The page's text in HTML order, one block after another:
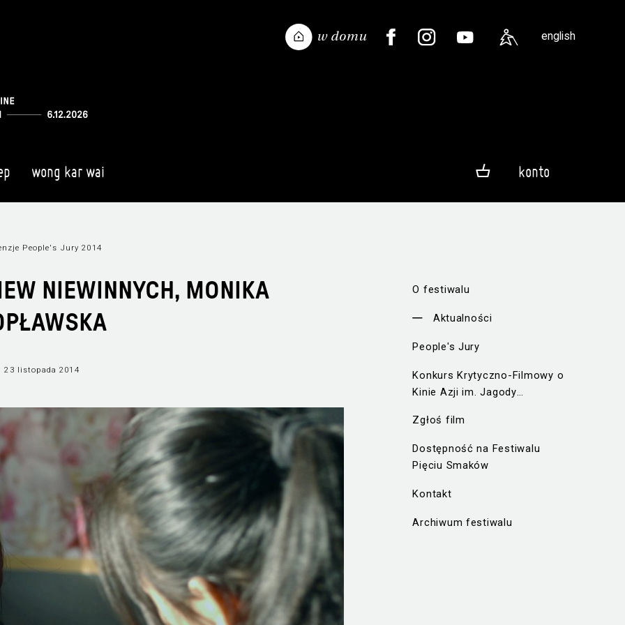
english
wong kar wai konto
O festiwalu
Aktualności
People's Jury
Konkurs Krytyczno-Filmowy o
Kinie Azji im. Jagody
Zgłoś film
Dostępność na Festiwalu
Pięciu Smaków
Kontakt
Archiwum festiwalu
People's Jury 2014
NIEWINNYCH, MONIKA
23 listopada 2014